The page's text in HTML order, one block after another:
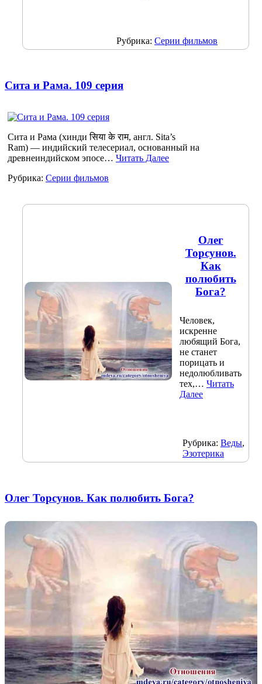
Рубрика: Серии фильмов
Сита и Рама. 109 серия
Сита и Рама (хинди सिया के राम, англ. Sita’s
Ram) — индийский телесериал, основанный на
древнеиндийском эпосе… Читать Далее
Рубрика: Серии фильмов
Олег
Торсунов.
Как
полюбить
Бога?
Человек,
искренне
любящий Бога,
не станет
порицать и
недолюбливать
тех,… Читать
Далее
Рубрика: Веды,
Эзотерика
Олег Торсунов. Как полюбить Бога?